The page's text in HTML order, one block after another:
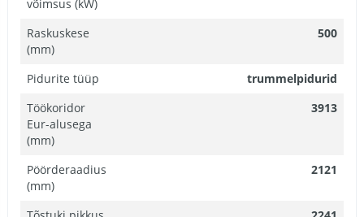
võimsus (kW)
Raskuskese
(mm)
500
Pidurite tüüp
trummelpidurid
Töökoridor
Eur-alusega
(mm)
3913
Pöörderaadius
(mm)
2121